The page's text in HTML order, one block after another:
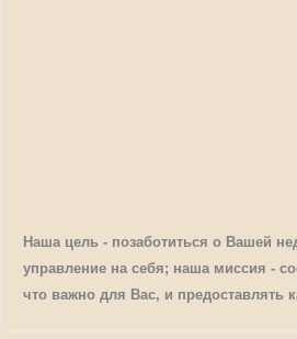
Наша цель - позаботиться о Вашей
управление на себя; наша миссия -
что важно для Вас, и предоставлять